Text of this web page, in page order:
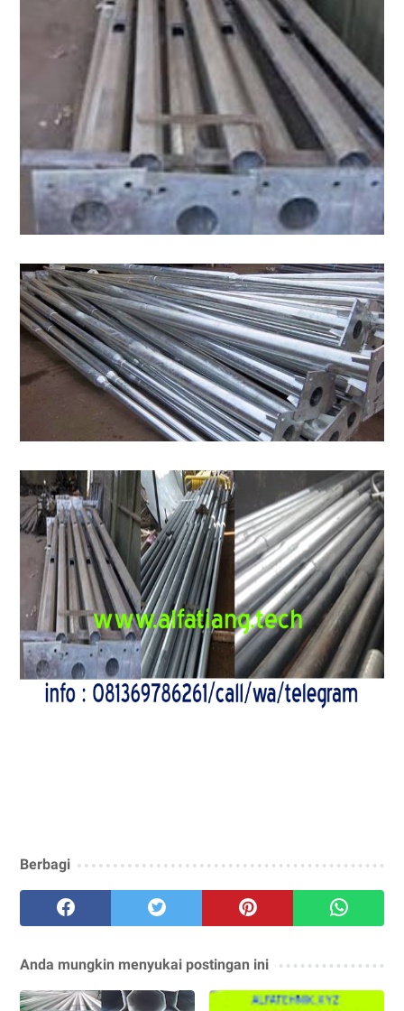
Berbagi
Anda mungkin menyukai postingan ini